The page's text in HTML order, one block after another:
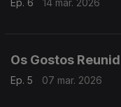
Ep. 6 14 mar. 2026
Os Gostos
Ep. 5 07 mar. 2026